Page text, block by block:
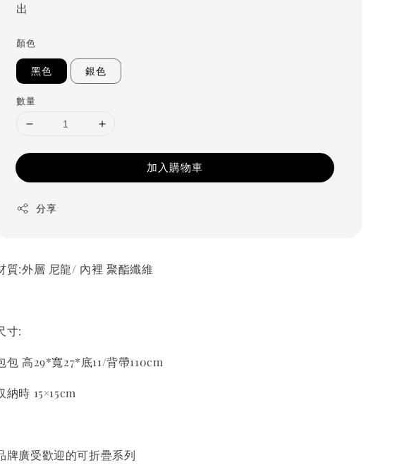
出
顏色
黑色 銀色
數量
加入購物車
分享
質:外層 尼龍/ 內裡 聚酯纖維
寸:
包 高29*寬27*底11/背帶110cm
納時 15×15cm
牌廣受歡迎的可折疊系列